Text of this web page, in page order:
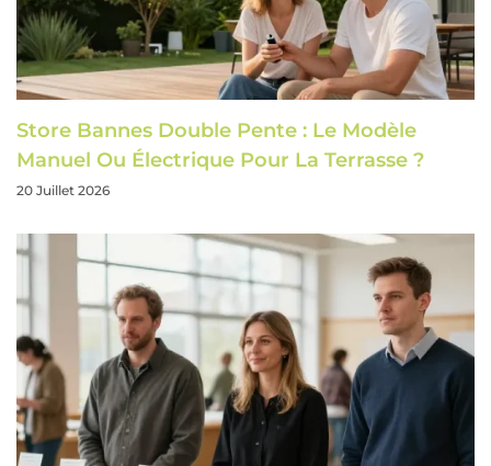
Store Bannes Double Pente : Le Modèle
Manuel Ou Électrique Pour La Terrasse ?
20 Juillet 2026